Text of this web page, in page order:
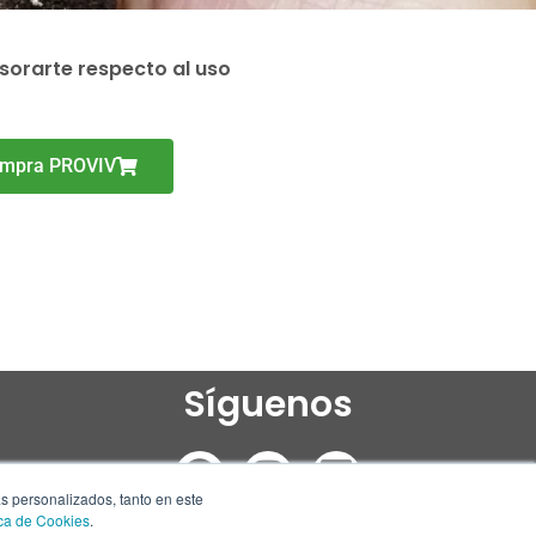
personalizados, tanto en este
de Cookies.
respecto al uso
PROVIV
Síguenos
F
a
I
L